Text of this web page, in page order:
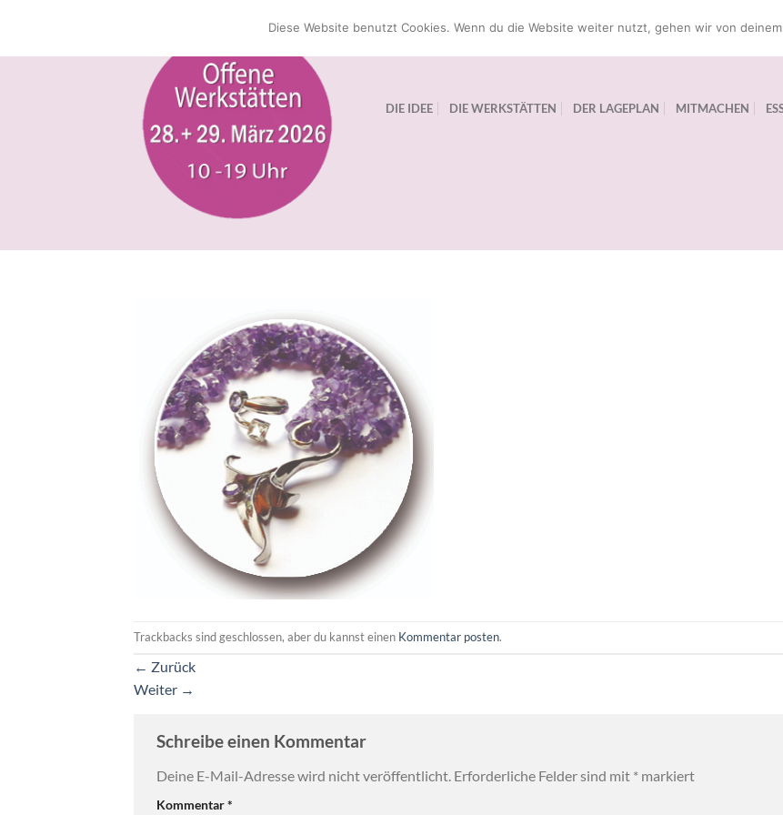
springen
DIE IDEE DIE WERKSTÄTTEN DER LAGEPLAN MITMACHEN
Trackbacks sind geschlossen, aber du kannst einen Kommentar posten.
← Zurück
Weiter →
Schreibe einen Kommentar
Deine E-Mail-Adresse wird nicht veröffentlicht. Erforderliche Felder sind mit * markiert
Kommentar*
Diese Website benutzt Cookies. Wenn du die Website weiter nutzt, gehen wir von